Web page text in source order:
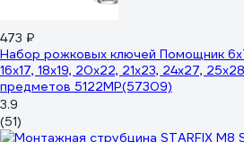
473 ₽
Набор рожковых ключей Помощник 6x7,
16x17, 18x19, 20x22, 21x23, 24x27,
предметов 5122MP(57309)
3.9
(51)